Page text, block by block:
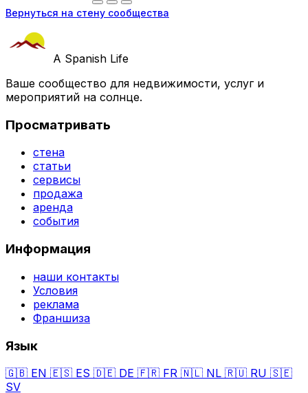
Вернуться на стену сообщества
A Spanish Life
Ваше сообщество для недвижимости, услуг и
мероприятий на солнце.
Просматривать
стена
статьи
сервисы
продажа
аренда
события
Информация
наши контакты
Условия
реклама
Франшиза
Язык
🇬🇧 EN 🇪🇸 ES 🇩🇪 DE 🇫🇷 FR 🇳🇱 NL 🇷🇺 RU 🇸🇪
SV